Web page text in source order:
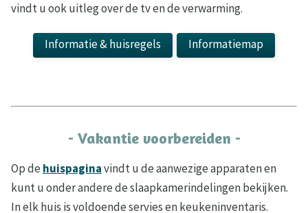
vindt u ook uitleg over de tv en de verwarming.
Informatie & huisregels Informatiemap
- Vakantie voorbereiden -
Op de huispaginavindt u de aanwezige apparaten en
kunt u onder andere de slaapkamerindelingen bekijken.
In elk huis is voldoende servies en keukeninventaris.